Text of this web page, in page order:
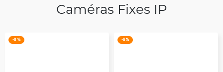
Caméras Fixes IP
-8 % -6 %